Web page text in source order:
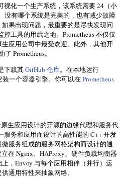
视化一个生产系统，该系统需要 24（小
没有哪个系统是完美的，也有减少故障
果出现问题，最重要的是尽快发现问
控工具的用武之地。Prometheus 不仅仅
应用公司中最受欢迎。此外，其他开
了 Prometheus。
下载其GitHub 仓库。在本地运行
装一个容器引擎。你可以在Prometheus
生应用设计的开源的边缘代理和服务代
服务和应用而设计的高性能的 C++ 开发
服务组成的服务网格架构而设计的通
在 Nginx、HAProxy、硬件负载均衡器
，Envoy 与每个应用相伴（并行）运
通用特性来抽象网络。